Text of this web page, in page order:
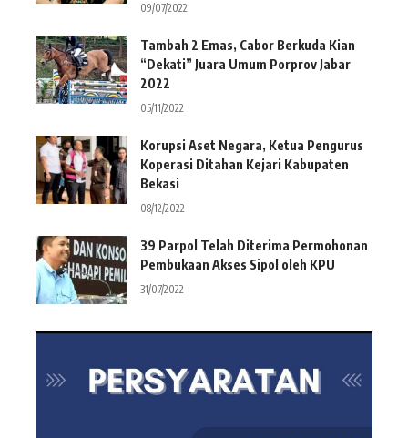
09/07/2022
Tambah 2 Emas, Cabor Berkuda Kian
“Dekati” Juara Umum Porprov Jabar
2022
05/11/2022
Korupsi Aset Negara, Ketua Pengurus
Koperasi Ditahan Kejari Kabupaten
Bekasi
08/12/2022
39 Parpol Telah Diterima Permohonan
Pembukaan Akses Sipol oleh KPU
31/07/2022